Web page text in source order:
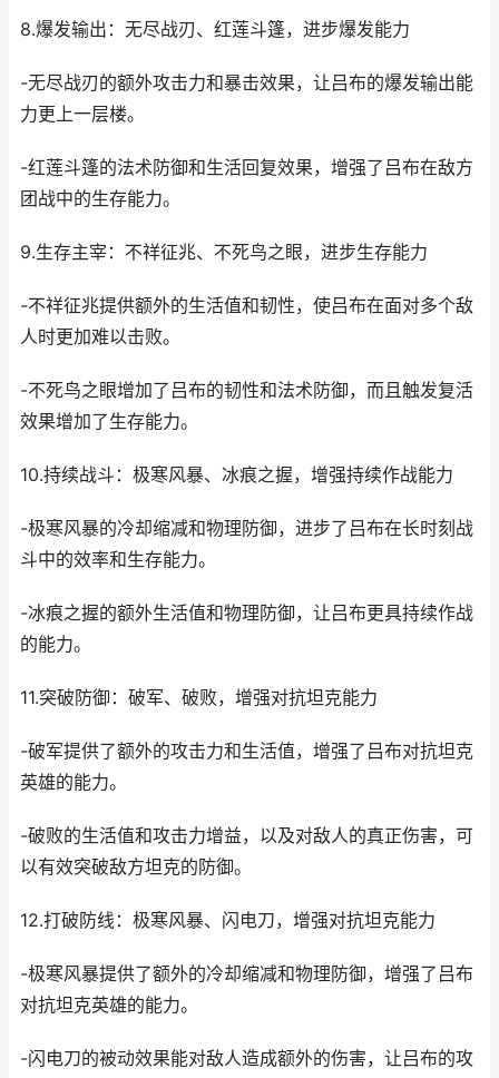
8.爆发输出：无尽战刃、红莲斗篷，进步爆发能力
-无尽战刃的额外攻击力和暴击效果，让吕布的爆发输出能
力更上一层楼。
-红莲斗篷的法术防御和生活回复效果，增强了吕布在敌方
团战中的生存能力。
9.生存主宰：不祥征兆、不死鸟之眼，进步生存能力
-不祥征兆提供额外的生活值和韧性，使吕布在面对多个敌
人时更加难以击败。
-不死鸟之眼增加了吕布的韧性和法术防御，而且触发复活
效果增加了生存能力。
10.持续战斗：极寒风暴、冰痕之握，增强持续作战能力
-极寒风暴的冷却缩减和物理防御，进步了吕布在长时刻战
斗中的效率和生存能力。
-冰痕之握的额外生活值和物理防御，让吕布更具持续作战
的能力。
11.突破防御：破军、破败，增强对抗坦克能力
-破军提供了额外的攻击力和生活值，增强了吕布对抗坦克
英雄的能力。
-破败的生活值和攻击力增益，以及对敌人的真正伤害，可
以有效突破敌方坦克的防御。
12.打破防线：极寒风暴、闪电刀，增强对抗坦克能力
-极寒风暴提供了额外的冷却缩减和物理防御，增强了吕布
对抗坦克英雄的能力。
-闪电刀的被动效果能对敌人造成额外的伤害，让吕布的攻